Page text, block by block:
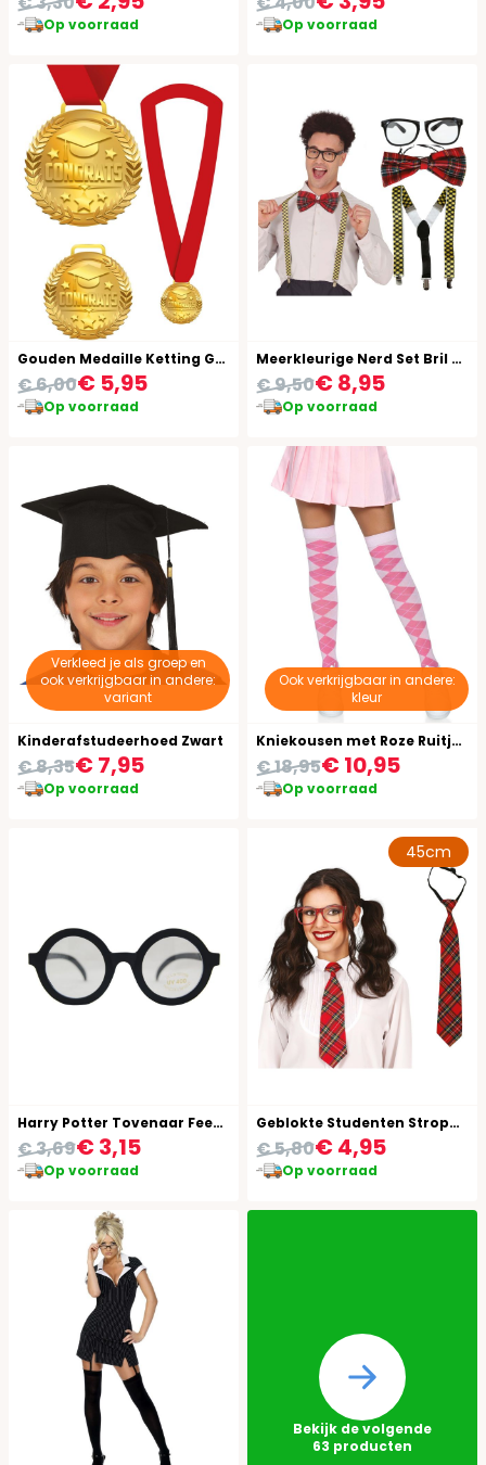
Op voorraad Op voorraad
Gouden Medaille Ketting Geslaagd
€ 5,95
€ 6,00
Op voorraad
Meerkleurige Nerd Set Bril Strikje Bretels
€ 8,95
€ 9,50
Op voorraad
Verkleed je als groep en
ook verkrijgbaar in andere:
variant
Kinderafstudeerhoed Zwart
€ 7,95
€ 8,35
Op voorraad
Ook verkrijgbaar in andere:
kleur
Kniekousen met Roze Ruitjes Patroon
€ 10,95
€ 18,95
Op voorraad
Harry Potter Tovenaar Feest Bril
€ 3,15
€ 3,69
Op voorraad
45cm
Geblokte Studenten Stropdas 45cm
€ 4,95
€ 5,80
Op voorraad
Bekijk de volgende
63 producten